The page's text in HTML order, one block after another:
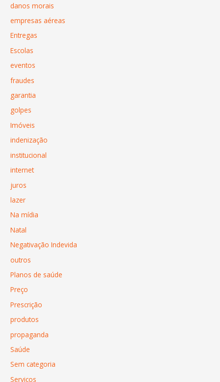
danos morais
empresas aéreas
Entregas
Escolas
eventos
fraudes
garantia
golpes
Imóveis
indenização
institucional
internet
juros
lazer
Na mídia
Natal
Negativação Indevida
outros
Planos de saúde
Preço
Prescrição
produtos
propaganda
Saúde
Sem categoria
Serviços